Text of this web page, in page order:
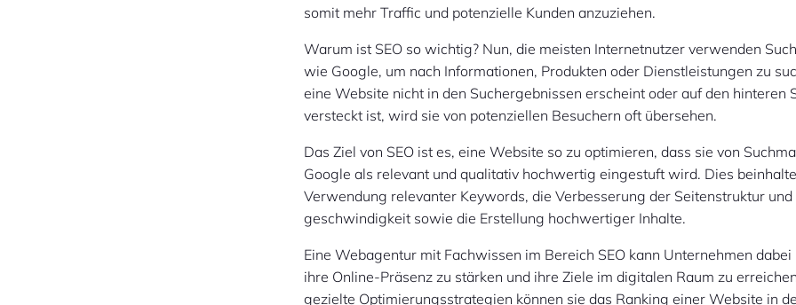
somit mehr Traffic und potenzielle Kunden anzuziehen.
Warum ist SEO so wichtig? Nun, die meisten Internetnutzer verwenden
wie Google, um nach Informationen, Produkten oder Dienstleistungen zu
eine Website nicht in den Suchergebnissen erscheint oder auf den hinteren
versteckt ist, wird sie von potenziellen Besuchern oft übersehen.
Das Ziel von SEO ist es, eine Website so zu optimieren, dass sie von
Google als relevant und qualitativ hochwertig eingestuft wird. Dies
Verwendung relevanter Keywords, die Verbesserung der Seitenstruktur
geschwindigkeit sowie die Erstellung hochwertiger Inhalte.
Eine Webagentur mit Fachwissen im Bereich SEO kann Unternehmen
ihre Online-Präsenz zu stärken und ihre Ziele im digitalen Raum zu
gezielte Optimierungsstrategien können sie das Ranking einer Website in